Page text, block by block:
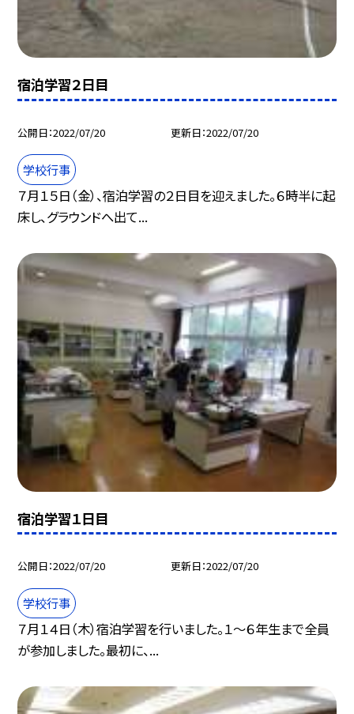
宿泊学習２日目
公開日 2022/07/20 更新日 2022/07/20
学校行事
７月１５日（金）、宿泊学習の２日目を迎えました。６時半に起
床し、グラウンドへ出て...
宿泊学習１日目
公開日 2022/07/20 更新日 2022/07/20
学校行事
７月１４日（木）宿泊学習を行いました。１〜６年生まで全員
が参加しました。最初に、...